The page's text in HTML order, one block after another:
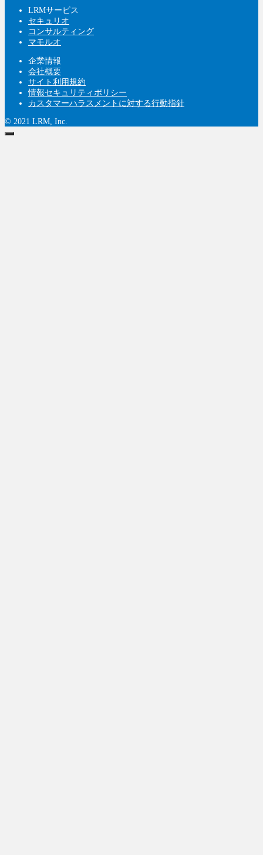
LRMサービス
セキュリオ
コンサルティング
マモルオ
企業情報
会社概要
サイト利用規約
情報セキュリティポリシー
カスタマーハラスメントに対する行動指針
© 2021 LRM, Inc.